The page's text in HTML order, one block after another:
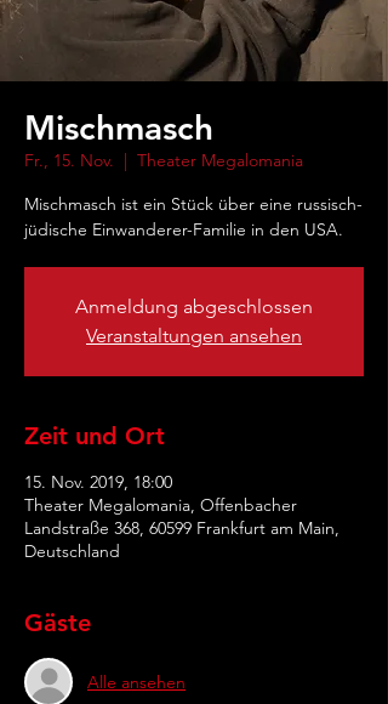
Mischmasch
Fr., 15. Nov.
  |
Theater Megalomania
Mischmasch ist ein Stück über eine russisch-
jüdische Einwanderer-Familie in den USA.
Anmeldung abgeschlossen
Veranstaltungen ansehen
Zeit und Ort
15. Nov. 2019, 18:00
Theater Megalomania, Offenbacher
Landstraße 368, 60599 Frankfurt am Main,
Deutschland
Gäste
Alle ansehen